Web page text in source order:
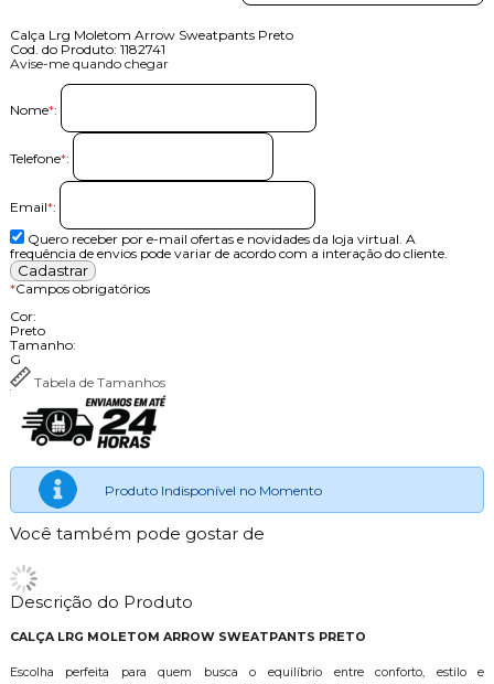
Calça Lrg Moletom Arrow Sweatpants Preto
Cod. do Produto: 1182741
Avise-me quando chegar
Nome*:
Telefone*:
Email*:
Quero receber por e-mail ofertas e novidades da loja virtual. A
frequência de envios pode variar de acordo com a interação do cliente.
*Campos obrigatórios
Cor:
Preto
Tamanho:
G
Tabela de Tamanhos
Produto Indisponível no Momento
Você também pode gostar de
Descrição do Produto
CALÇA LRG MOLETOM ARROW SWEATPANTS PRETO
Escolha perfeita para quem busca o equilíbrio entre conforto, estilo e